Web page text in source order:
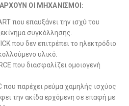
ΟΙ ΜΗΧΑΝIΣΜΟΙ:
που επαυξάνει την ισχύ του
συγκόλλησης.
που δεν επιτρέπει το ηλεκτρόδιο
υλικό.
που διασφαλίζει ομοιογενή
που παρέχει ρεύμα χαμηλής ισχύος
την ακίδα ερχόμενη σε επαφή με